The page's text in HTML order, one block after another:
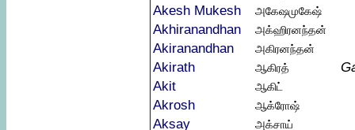
Akesh Mukesh அகேஷமுகேஷ்
Akhiranandhan அக்ஹிரனந்தன்
Akiranandhan அகிரனந்தன்
Akirath ஆகிரத்
Akit
ஆகிட்
Akrosh ஆக்ரோஷ்
Aksay அக்சாய்